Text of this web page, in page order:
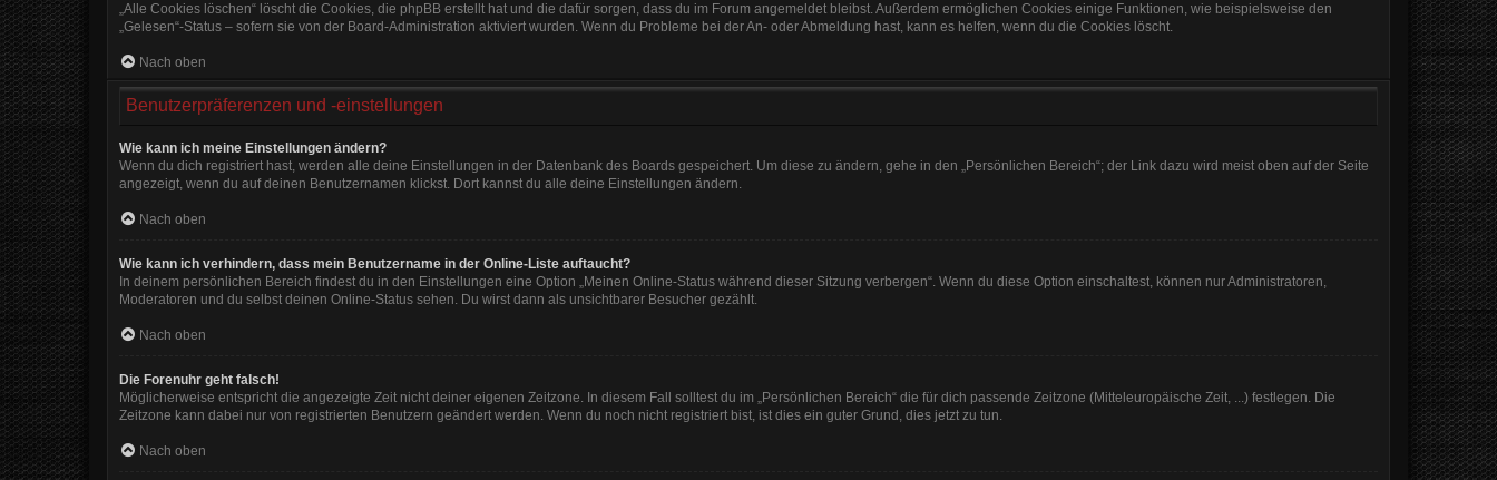
„Alle Cookies löschen“ löscht die Cookies, die phpBB erstellt hat und die dafür sorgen, dass du im Forum angemeldet bleibst. Außerdem ermöglichen Cookies einige Funktionen, wie beispielsweise den
„Gelesen“-Status – sofern sie von der Board-Administration aktiviert wurden. Wenn du Probleme bei der An- oder Abmeldung hast, kann es helfen, wenn du die Cookies löscht.
Nach oben
Benutzerpräferenzen und -einstellungen
Wie kann ich meine Einstellungen ändern?
Wenn du dich registriert hast, werden alle deine Einstellungen in der Datenbank des Boards gespeichert. Um diese zu ändern, gehe in den „Persönlichen Bereich“; der Link dazu wird meist oben auf der Seite
angezeigt, wenn du auf deinen Benutzernamen klickst. Dort kannst du alle deine Einstellungen ändern.
Nach oben
Wie kann ich verhindern, dass mein Benutzername in der Online-Liste auftaucht?
In deinem persönlichen Bereich findest du in den Einstellungen eine Option „Meinen Online-Status während dieser Sitzung verbergen“. Wenn du diese Option einschaltest, können nur Administratoren,
Moderatoren und du selbst deinen Online-Status sehen. Du wirst dann als unsichtbarer Besucher gezählt.
Nach oben
Die Forenuhr geht falsch!
Möglicherweise entspricht die angezeigte Zeit nicht deiner eigenen Zeitzone. In diesem Fall solltest du im „Persönlichen Bereich“ die für dich passende Zeitzone (Mitteleuropäische Zeit, ...) festlegen. Die
Zeitzone kann dabei nur von registrierten Benutzern geändert werden. Wenn du noch nicht registriert bist, ist dies ein guter Grund, dies jetzt zu tun.
Nach oben